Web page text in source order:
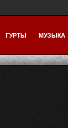
ГУРТЫ МУЗЫКА